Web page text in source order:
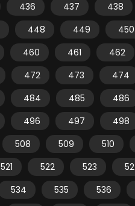
436 437 438
448 449 450
460 461 462
472 473 474
484 485 486
496 497 498
508 509 510
521 522 523
534 535 536